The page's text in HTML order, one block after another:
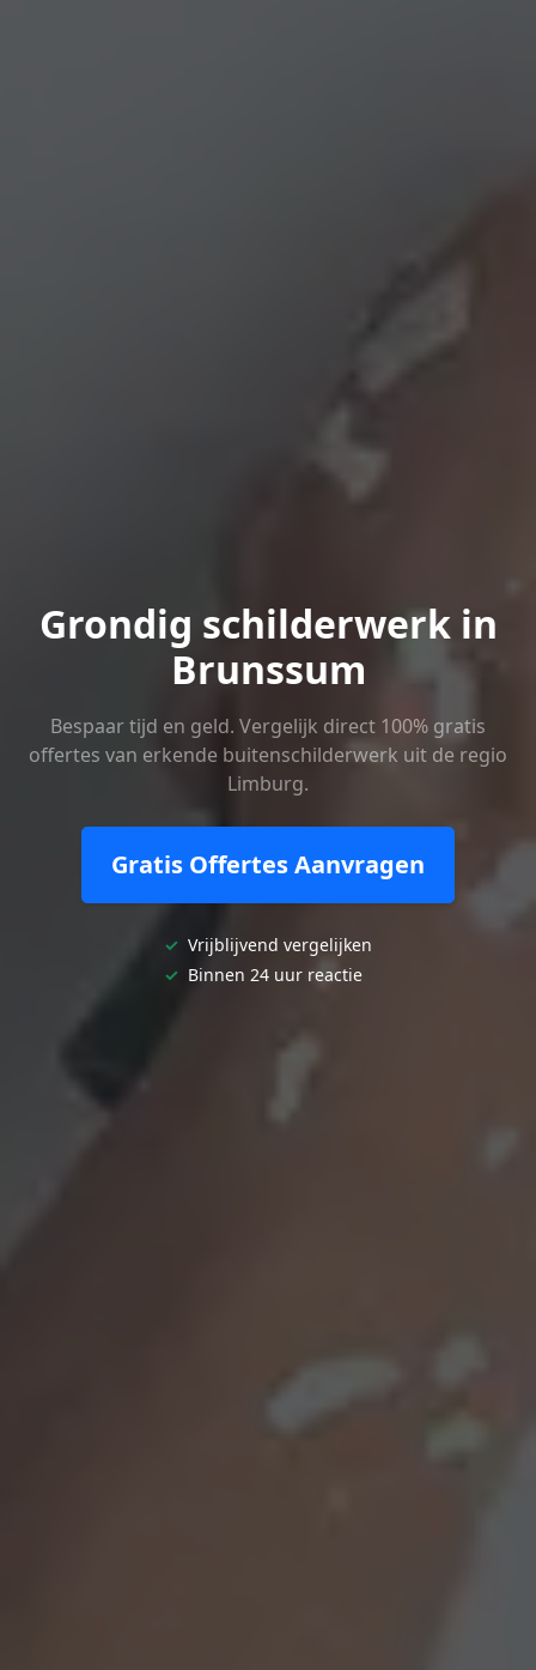
Grondig schilderwerk in
Brunssum
Bespaar tijd en geld. Vergelijk direct 100% gratis
offertes van erkende buitenschilderwerk uit de regio
Limburg.
Gratis Offertes Aanvragen
✓ Vrijblijvend vergelijken
✓ Binnen 24 uur reactie